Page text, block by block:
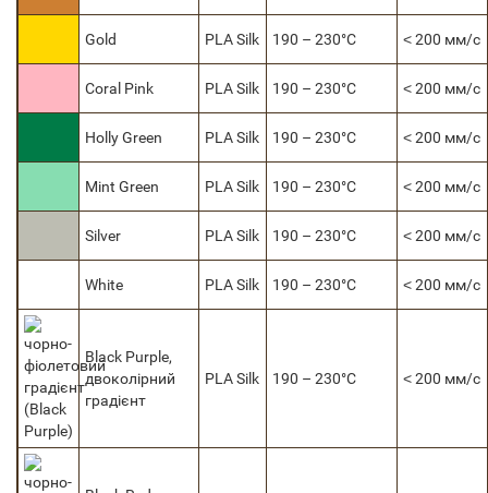
Gold PLA Silk 190 – 230°C ˂ 200 мм/с
Coral Pink PLA Silk 190 – 230°C ˂ 200 мм/с
Holly Green PLA Silk 190 – 230°C ˂ 200 мм/с
Mint Green PLA Silk 190 – 230°C ˂ 200 мм/с
Silver PLA Silk 190 – 230°C ˂ 200 мм/с
White PLA Silk 190 – 230°C ˂ 200 мм/с
Black Purple,
двоколірний
градієнт
PLA Silk 190 – 230°C ˂ 200 мм/с